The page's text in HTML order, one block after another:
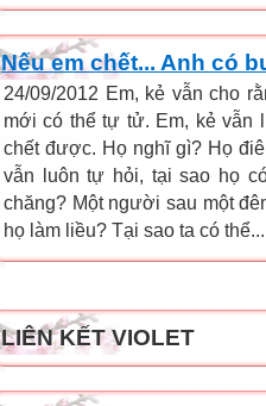
Nếu em chết... Anh có
24/09/2012 Em, kẻ vẫn cho
mới có thể tự tử. Em, kẻ vẫn
chết được. Họ nghĩ gì? Họ
vẫn luôn tự hỏi, tại sao họ
chăng? Một người sau một
họ làm liều? Tại sao ta có thể...
LIÊN KẾT VIOLET